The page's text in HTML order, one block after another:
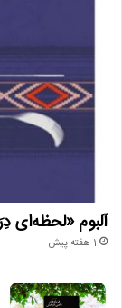
آلبوم «لحظه‌ای
1 هفته پیش